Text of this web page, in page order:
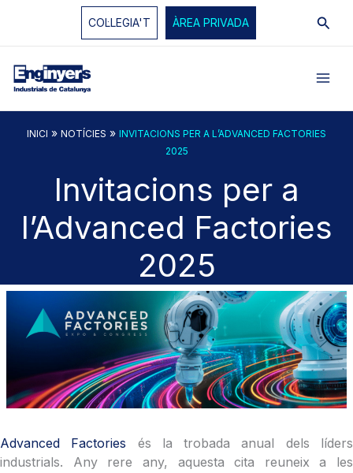
COL·LEGIA'T ÀREA PRIVADA
INICI » NOTÍCIES » INVITACIONS PER A L’ADVANCED FACTORIES
2025
Invitacions per a
l’Advanced Factories
2025
Advanced Factories és la trobada anual dels líders
industrials. Any rere any, aquesta cita reuneix a les